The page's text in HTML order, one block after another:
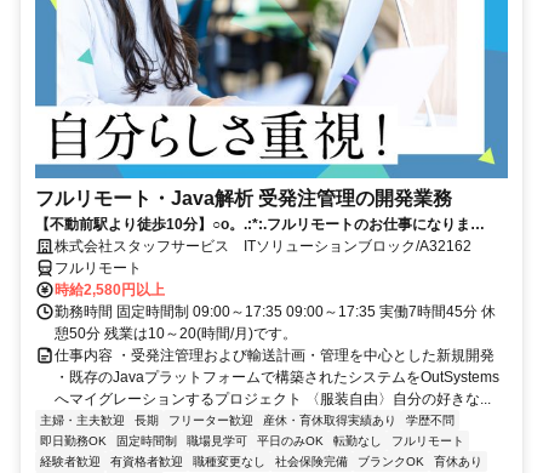
フルリモート・Java解析 受発注管理の開発業務
【不動前駅より徒歩10分】○o。.:*:.フルリモートのお仕事になりま
す.:*:.。o○ご応募お待ちしております！
株式会社スタッフサービス ITソリューションブロック/A32162
フルリモート
時給2,580円以上
勤務時間 固定時間制 09:00～17:35 09:00～17:35 実働7時間45分 休
憩50分 残業は10～20(時間/月)です。
仕事内容 ・受発注管理および輸送計画・管理を中心とした新規開発
・既存のJavaプラットフォームで構築されたシステムをOutSystems
へマイグレーションするプロジェクト 〈服装自由〉自分の好きな...
主婦・主夫歓迎 長期 フリーター歓迎 産休・育休取得実績あり
学歴不問
即日勤務OK
固定時間制 職場見学可 平日のみOK 転勤なし
フルリモート
経験者歓迎
有資格者歓迎 職種変更なし 社会保険完備 ブランクOK
育休あり